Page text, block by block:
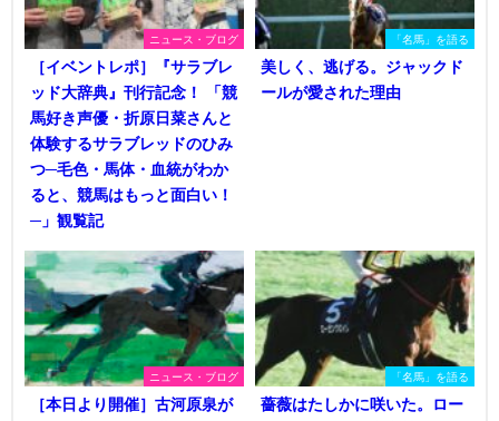
ニュース・ブログ
［イベントレポ］『サラブレ
ッド大辞典』刊行記念！ 「競
馬好き声優・折原日菜さんと
体験するサラブレッドのひみ
つ─毛色・馬体・血統がわか
ると、競馬はもっと面白い！
─」観覧記
「名馬」を語る
美しく、逃げる。ジャックド
ールが愛された理由
ニュース・ブログ
［本日より開催］古河原泉が
「名馬」を語る
薔薇はたしかに咲いた。ロー